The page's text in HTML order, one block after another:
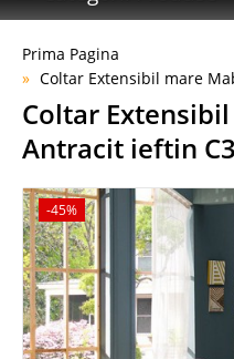
Prima Pagina
Coltar Extensibil mare
Coltar
Antracit ieftin
-45%